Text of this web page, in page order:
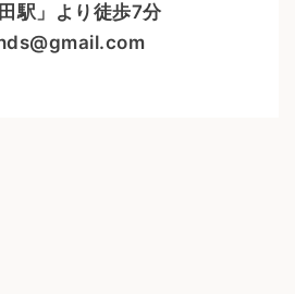
駅」より徒歩7分